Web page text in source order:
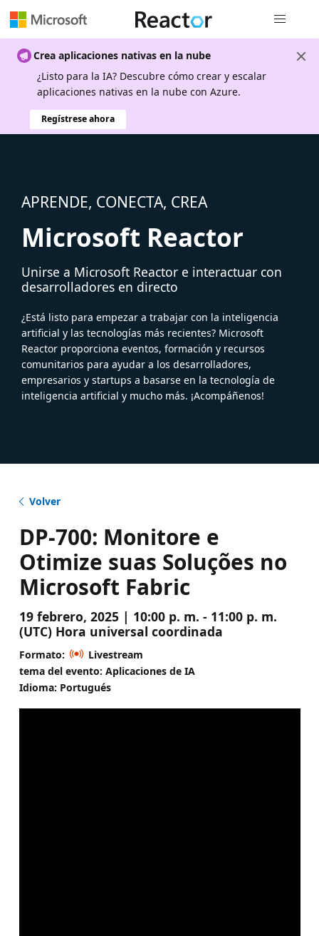
Crea aplicaciones nativas en la nube
¿Listo para la IA? Descubre cómo crear y escalar
aplicaciones nativas en la nube con Azure.
Regístrese ahora
APRENDE, CONECTA, CREA
Microsoft Reactor
Unirse a Microsoft Reactor e interactuar con
desarrolladores en directo
¿Está listo para empezar a trabajar con la inteligencia
artificial y las tecnologías más recientes? Microsoft
Reactor proporciona eventos, formación y recursos
comunitarios para ayudar a los desarrolladores,
empresarios y startups a basarse en la tecnología de
inteligencia artificial y mucho más. ¡Acompáñenos!
Volver
DP-700: Monitore e
Otimize suas Soluções no
Microsoft Fabric
19 febrero, 2025 | 10:00 p. m. - 11:00 p. m.
(UTC) Hora universal coordinada
Formato:
Livestream
tema del evento: Aplicaciones de IA
Idioma: Portugués